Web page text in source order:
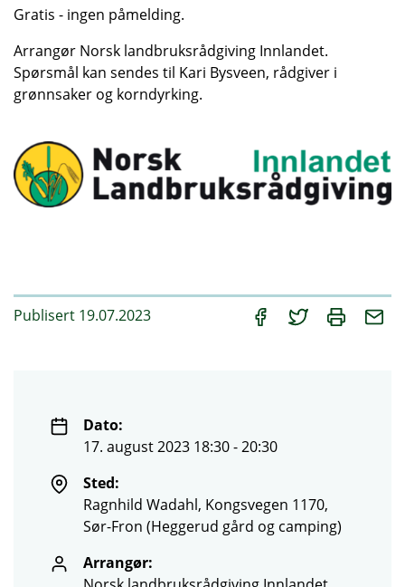
Gratis - ingen påmelding.
Arrangør Norsk landbruksrådgiving Innlandet.
Spørsmål kan sendes til Kari Bysveen, rådgiver i
grønnsaker og korndyrking.
Publisert 19.07.2023
Dato:
17. august 2023 18:30 - 20:30
Sted:
Ragnhild Wadahl, Kongsvegen 1170,
Sør-Fron (Heggerud gård og camping)
Arrangør: